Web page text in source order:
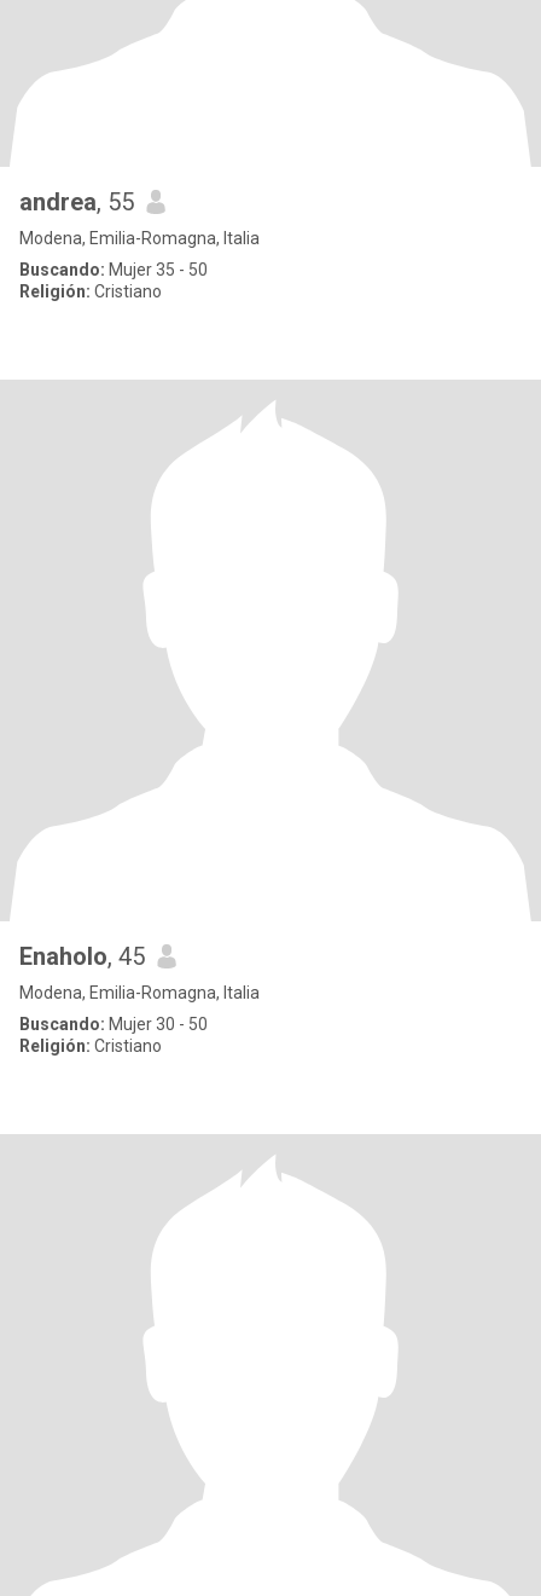
andrea, 55
Modena, Emilia-Romagna, Italia
Buscando: Mujer 35 - 50
Religión: Cristiano
Enaholo, 45
Modena, Emilia-Romagna, Italia
Buscando: Mujer 30 - 50
Religión: Cristiano